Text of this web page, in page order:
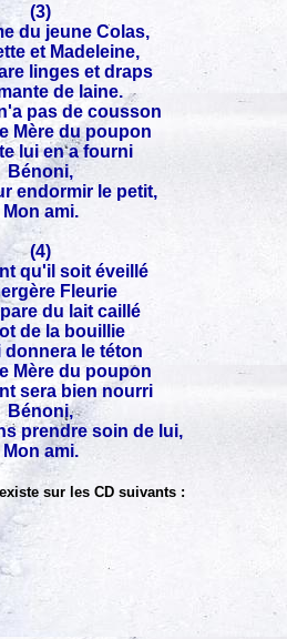
(3)
du jeune Colas,
et Madeleine,
linges et draps
de laine.
pas de cousson
Mère du poupon
lui en a fourni
Bénoni,
endormir le petit,
Mon ami.
(4)
qu'il soit éveillé
Fleurie
du lait caillé
de la bouillie
donnera le téton
Mère du poupon
sera bien nourri
Bénoni,
prendre soin de lui,
Mon ami.
sur les CD suivants :